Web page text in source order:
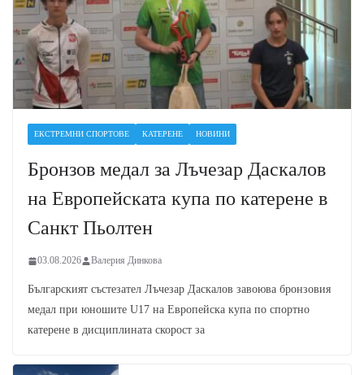
ЕКСТРЕМНИ СПОРТОВЕ КАТЕРЕНЕ НОВИНИ
Бронзов медал за Лъчезар Даскалов
на Европейската купа по катерене в
Санкт Пьолтен
03.08.2026 Валерия Динкова
Българският състезател Лъчезар Даскалов завоюва бронзовия
медал при юношите U17 на Европейска купа по спортно
катерене в дисциплината скорост за